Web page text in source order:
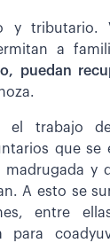
y tributario.
a
puedan
el trabajo
que se
madrugada y
A esto se
entre
para